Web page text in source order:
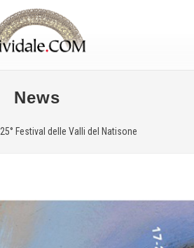
News
25° Festival delle Valli del Natisone